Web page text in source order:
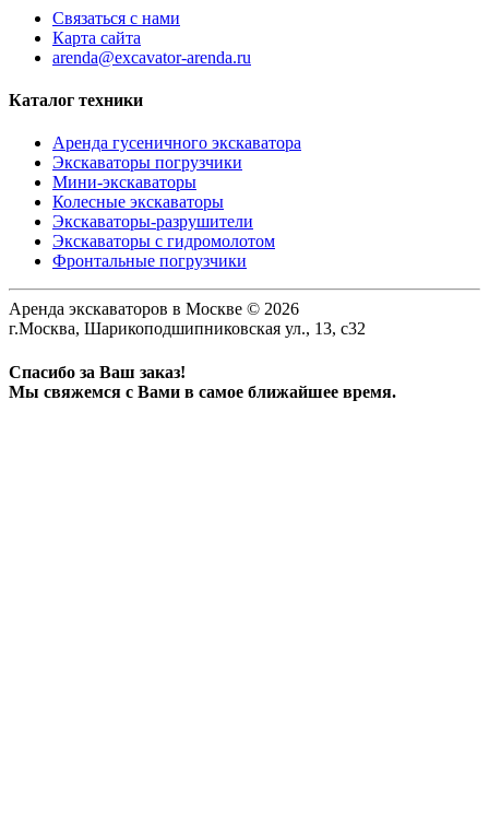
Связаться с нами
Карта сайта
arenda@excavator-arenda.ru
Каталог техники
Аренда гусеничного экскаватора
Экскаваторы погрузчики
Мини-экскаваторы
Колесные экскаваторы
Экскаваторы-разрушители
Экскаваторы с гидромолотом
Фронтальные погрузчики
Аренда экскаваторов в Москве © 2026
г.Москва, Шарикоподшипниковская ул., 13, с32
Спасибо за Ваш заказ!
Мы свяжемся с Вами в самое ближайшее время.